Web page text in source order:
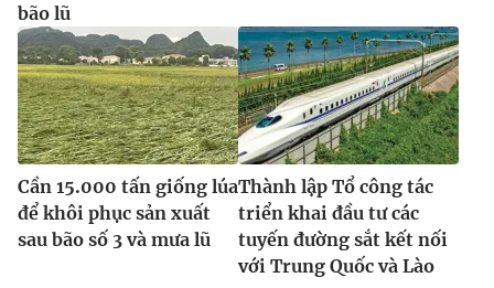
bão lũ
Cần 15.000 tấn giống lúa
để khôi phục sản xuất
sau bão số 3 và mưa lũ
Thành lập Tổ công tác
triển khai đầu tư các
tuyến đường sắt kết nối
với Trung Quốc và Lào